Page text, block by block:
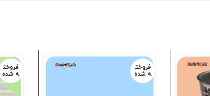
فروخت
ه شده
فروخت
ه شده